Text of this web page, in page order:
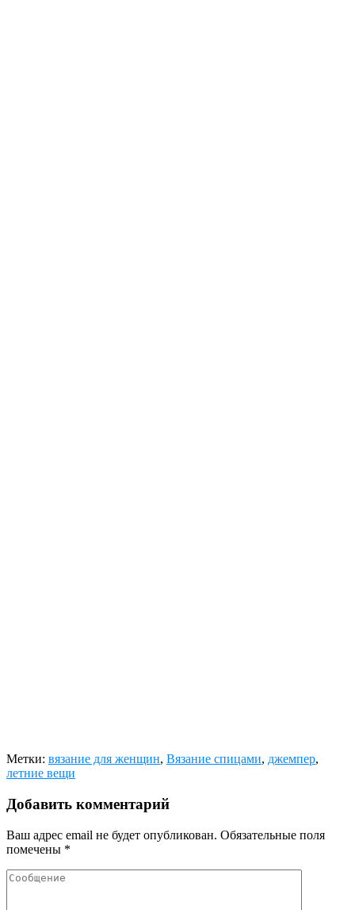
Метки: вязание для женщин, Вязание спицами, джемпер,
летние вещи
Добавить комментарий
Ваш адрес email не будет опубликован. Обязательные поля
помечены *